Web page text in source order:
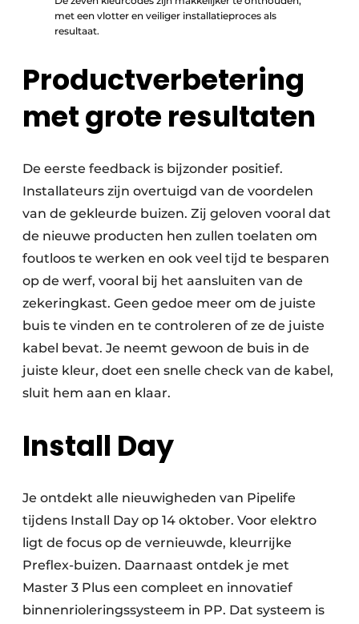
met een vlotter en veiliger installatieproces als
resultaat.
Productverbetering
met grote resultaten
De eerste feedback is bijzonder positief.
Installa­teurs zijn overtuigd van de voordelen
van de gekleurde buizen. Zij geloven vooral dat
de nieuwe producten hen zullen toelaten om
foutloos te werken en ook veel tijd te besparen
op de werf, vooral bij het aansluiten van de
zekeringkast. Geen gedoe meer om de juiste
buis te vinden en te controleren of ze de juiste
kabel bevat. Je neemt gewoon de buis in de
juiste kleur, doet een snelle check van de kabel,
sluit hem aan en klaar.
Install Day
Je ontdekt alle nieuwigheden van Pipelife
tijdens Install Day op 14 oktober. Voor elektro
ligt de focus op de vernieuwde, kleurrijke
Preflex-buizen. Daarnaast ontdek je met
Master 3 Plus een compleet en innovatief
binnenrioleringssysteem in PP. Dat systeem is